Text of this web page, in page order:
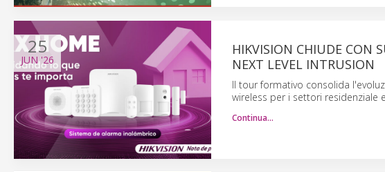
25
JUN'26
HIKVISION CHIUDE CON
NEXT LEVEL INTRUSION
Il tour formativo consolida
wireless per i settori residenziale
Continua…